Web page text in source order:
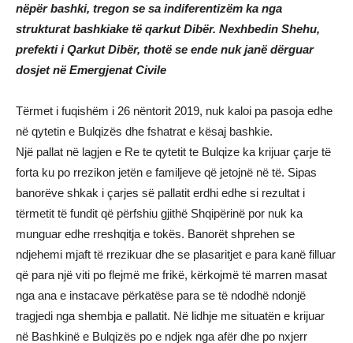
nëpër bashki, tregon se sa indiferentizëm ka nga
strukturat bashkiake të qarkut Dibër. Nexhbedin Shehu,
prefekti i Qarkut Dibër, thotë se ende nuk janë dërguar
dosjet në Emergjenat Civile
Tërmet i fuqishëm i 26 nëntorit 2019, nuk kaloi pa pasoja edhe
në qytetin e Bulqizës dhe fshatrat e kësaj bashkie.
Një pallat në lagjen e Re te qytetit te Bulqize ka krijuar çarje të
forta ku po rrezikon jetën e familjeve që jetojnë në të. Sipas
banorëve shkak i çarjes së pallatit erdhi edhe si rezultat i
tërmetit të fundit që përfshiu gjithë Shqipërinë por nuk ka
munguar edhe rreshqitja e tokës. Banorët shprehen se
ndjehemi mjaft të rrezikuar dhe se plasaritjet e para kanë filluar
që para një viti po flejmë me frikë, kërkojmë të marren masat
nga ana e instacave përkatëse para se të ndodhë ndonjë
tragjedi nga shembja e pallatit. Në lidhje me situatën e krijuar
në Bashkinë e Bulqizës po e ndjek nga afër dhe po nxjerr